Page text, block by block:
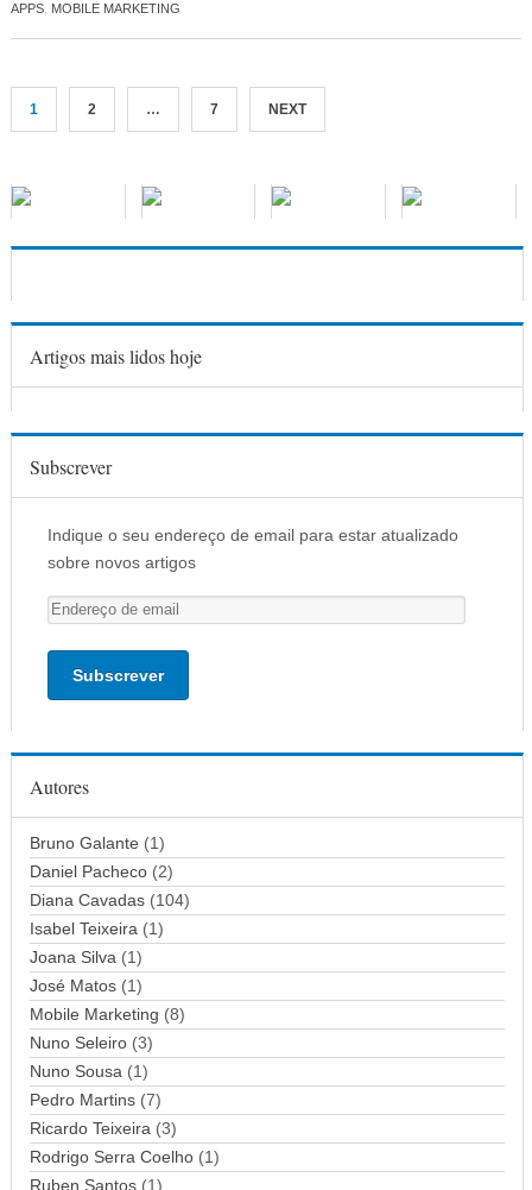
APPS, MOBILE MARKETING
1 2 … 7 NEXT
Artigos mais lidos hoje
Subscrever
Indique o seu endereço de email para estar atualizado
sobre novos artigos
E
n
d
o
d
e
e
m
a
i
l
Autores
Bruno Galante (1)
Daniel Pacheco(2)
Diana Cavadas(104)
Isabel Teixeira (1)
Joana Silva (1)
José Matos(1)
Mobile Marketing (8)
Nuno Seleiro(3)
Nuno Sousa (1)
Pedro Martins(7)
Ricardo Teixeira (3)
Rodrigo Serra Coelho(1)
Ruben Santos(1)